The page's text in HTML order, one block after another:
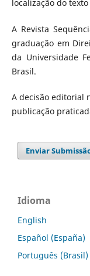
localização do
A Revista
graduação em
da Universidade
Brasil.
A decisão editorial
publicação
Enviar
Idioma
English
Español (España)
Português (Brasil)